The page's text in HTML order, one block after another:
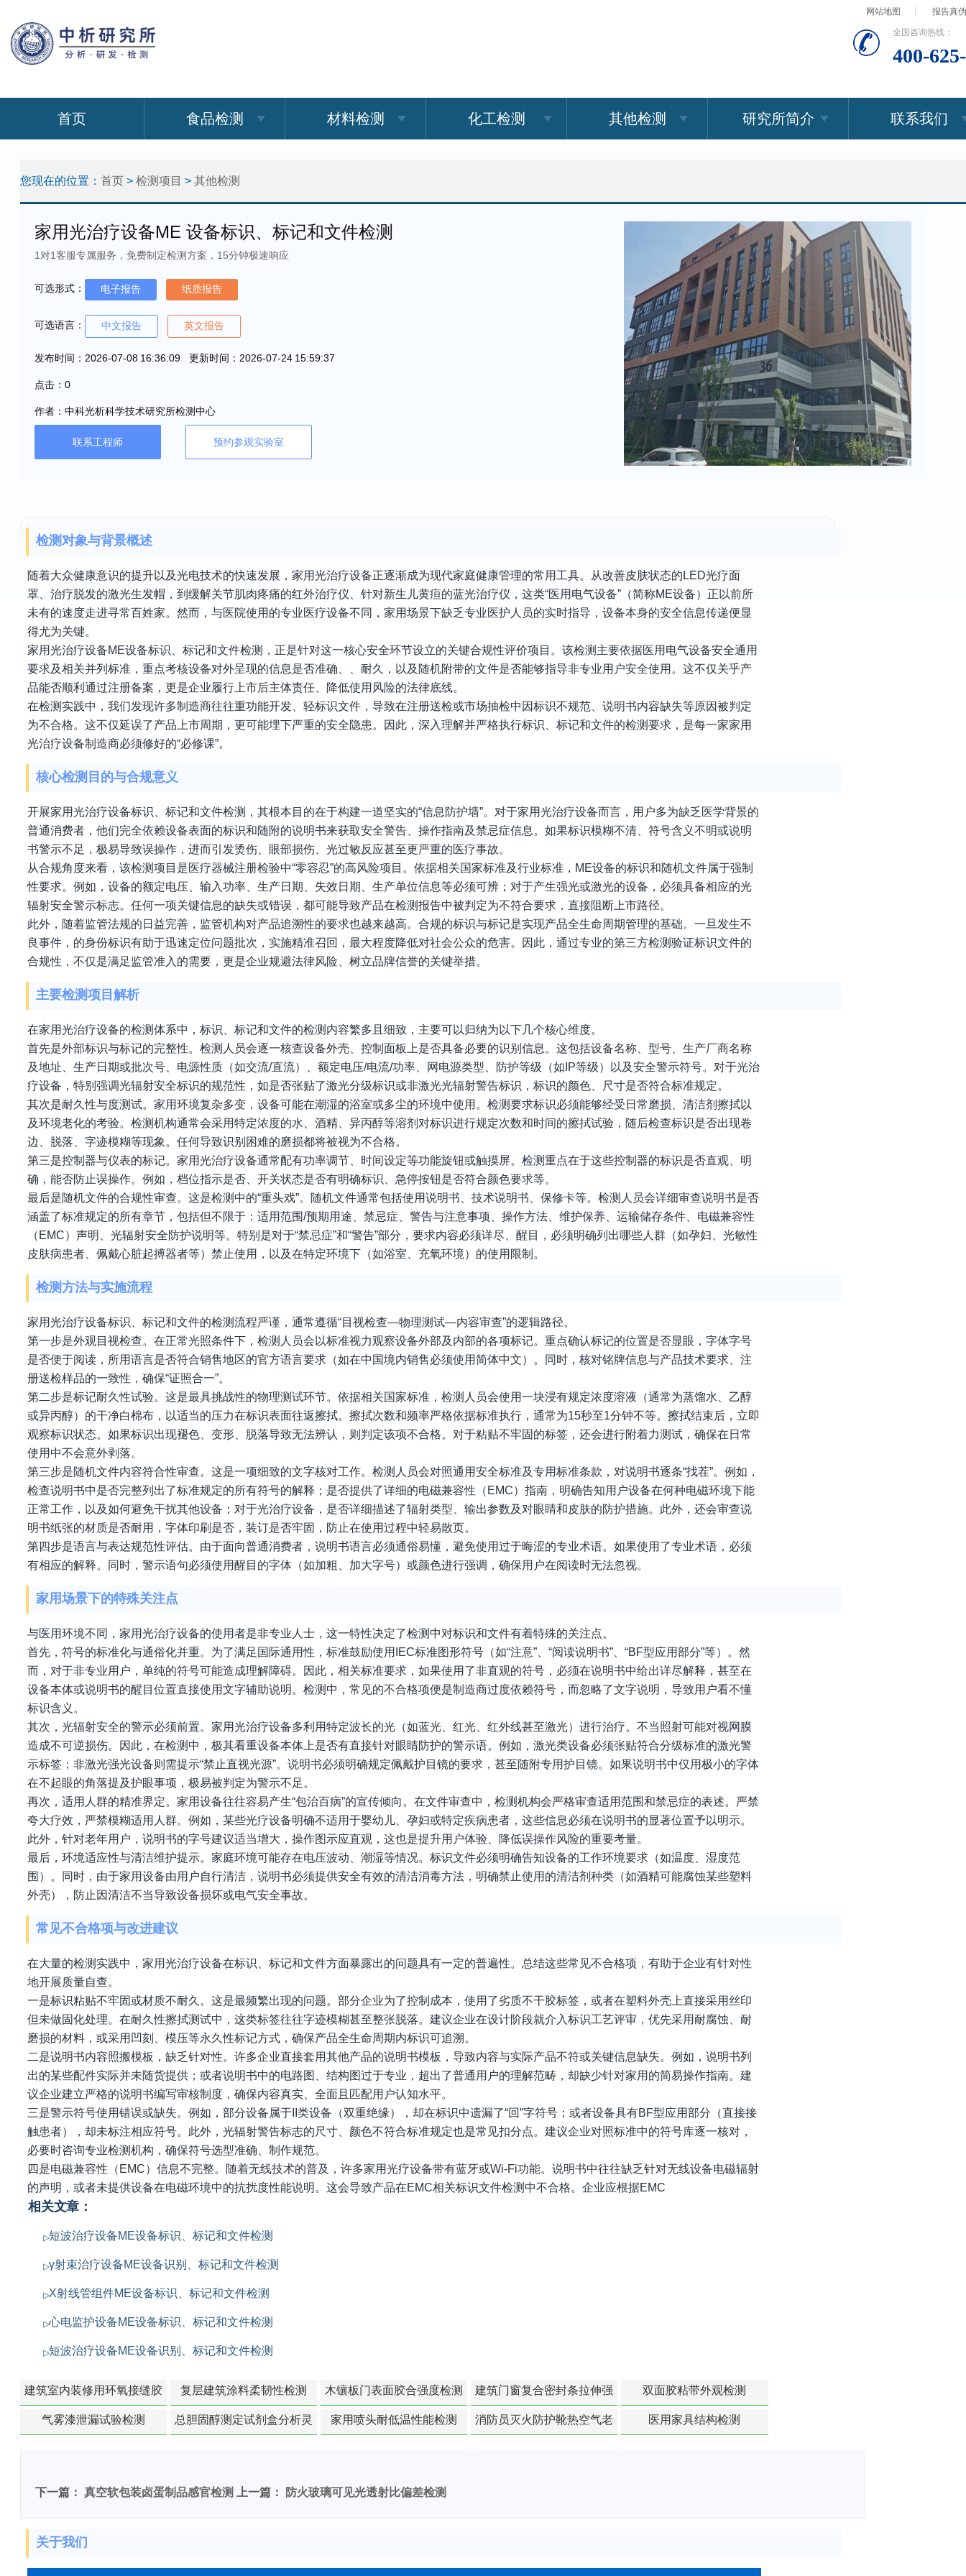
网站地图 报告真
全国咨询热线：
400-
首页 食品检测 材料检测 化工检测 其他检测 研究所简介 联系我们
您现在的位置： 首页 > 检测项目 > 其他检测
家用光治疗设备ME 设备标识、标记和文件检测
1对1客服专属服务，免费制定检测方案，15分钟极速响应
可选形式： 电子报告 纸质报告
可选语言： 中文报告 英文报告
发布时间：2026-07-08 16:36:09 更新时间：2026-07-24 15:59:37
点击：0
作者：中科光析科学技术研究所检测中心
联系工程师 预约参观实验室
检测对象与背景概述
随着大众健康意识的提升以及光电技术的快速发展，家用光治疗设备正逐渐成为现代家庭健康管理的常用工具。从改善皮肤状态的LED光疗面
罩、治疗脱发的激光生发帽，到缓解关节肌肉疼痛的红外治疗仪、针对新生儿黄疸的蓝光治疗仪，这类“医用电气设备”（简称ME设备）正以前所
未有的速度走进寻常百姓家。然而，与医院使用的专业医疗设备不同，家用场景下缺乏专业医护人员的实时指导，设备本身的安全信息传递便显
得尤为关键。
家用光治疗设备ME设备标识、标记和文件检测，正是针对这一核心安全环节设立的关键合规性评价项目。该检测主要依据医用电气设备安全通用
要求及相关并列标准，重点考核设备对外呈现的信息是否准确、、耐久，以及随机附带的文件是否能够指导非专业用户安全使用。这不仅关乎产
品能否顺利通过注册备案，更是企业履行上市后主体责任、降低使用风险的法律底线。
在检测实践中，我们发现许多制造商往往重功能开发、轻标识文件，导致在注册送检或市场抽检中因标识不规范、说明书内容缺失等原因被判定
为不合格。这不仅延误了产品上市周期，更可能埋下严重的安全隐患。因此，深入理解并严格执行标识、标记和文件的检测要求，是每一家家用
光治疗设备制造商必须修好的“必修课”。
核心检测目的与合规意义
开展家用光治疗设备标识、标记和文件检测，其根本目的在于构建一道坚实的“信息防护墙”。对于家用光治疗设备而言，用户多为缺乏医学背景的
普通消费者，他们完全依赖设备表面的标识和随附的说明书来获取安全警告、操作指南及禁忌症信息。如果标识模糊不清、符号含义不明或说明
书警示不足，极易导致误操作，进而引发烫伤、眼部损伤、光过敏反应甚至更严重的医疗事故。
从合规角度来看，该检测项目是医疗器械注册检验中“零容忍”的高风险项目。依据相关国家标准及行业标准，ME设备的标识和随机文件属于强制
性要求。例如，设备的额定电压、输入功率、生产日期、失效日期、生产单位信息等必须可辨；对于产生强光或激光的设备，必须具备相应的光
辐射安全警示标志。任何一项关键信息的缺失或错误，都可能导致产品在检测报告中被判定为不符合要求，直接阻断上市路径。
此外，随着监管法规的日益完善，监管机构对产品追溯性的要求也越来越高。合规的标识与标记是实现产品全生命周期管理的基础。一旦发生不
良事件，的身份标识有助于迅速定位问题批次，实施精准召回，最大程度降低对社会公众的危害。因此，通过专业的第三方检测验证标识文件的
合规性，不仅是满足监管准入的需要，更是企业规避法律风险、树立品牌信誉的关键举措。
主要检测项目解析
在家用光治疗设备的检测体系中，标识、标记和文件的检测内容繁多且细致，主要可以归纳为以下几个核心维度。
首先是外部标识与标记的完整性。检测人员会逐一核查设备外壳、控制面板上是否具备必要的识别信息。这包括设备名称、型号、生产厂商名称
及地址、生产日期或批次号、电源性质（如交流/直流）、额定电压/电流/功率、网电源类型、防护等级（如IP等级）以及安全警示符号。对于光治
疗设备，特别强调光辐射安全标识的规范性，如是否张贴了激光分级标识或非激光光辐射警告标识，标识的颜色、尺寸是否符合标准规定。
其次是耐久性与度测试。家用环境复杂多变，设备可能在潮湿的浴室或多尘的环境中使用。检测要求标识必须能够经受日常磨损、清洁剂擦拭以
及环境老化的考验。检测机构通常会采用特定浓度的水、酒精、异丙醇等溶剂对标识进行规定次数和时间的擦拭试验，随后检查标识是否出现卷
边、脱落、字迹模糊等现象。任何导致识别困难的磨损都将被视为不合格。
第三是控制器与仪表的标记。家用光治疗设备通常配有功率调节、时间设定等功能旋钮或触摸屏。检测重点在于这些控制器的标识是否直观、明
确，能否防止误操作。例如，档位指示是否、开关状态是否有明确标识、急停按钮是否符合颜色要求等。
最后是随机文件的合规性审查。这是检测中的“重头戏”。随机文件通常包括使用说明书、技术说明书、保修卡等。检测人员会详细审查说明书是否
涵盖了标准规定的所有章节，包括但不限于：适用范围/预期用途、禁忌症、警告与注意事项、操作方法、维护保养、运输储存条件、电磁兼容性
（EMC）声明、光辐射安全防护说明等。特别是对于“禁忌症”和“警告”部分，要求内容必须详尽、醒目，必须明确列出哪些人群（如孕妇、光敏性
皮肤病患者、佩戴心脏起搏器者等）禁止使用，以及在特定环境下（如浴室、充氧环境）的使用限制。
检测方法与实施流程
家用光治疗设备标识、标记和文件的检测流程严谨，通常遵循“目视检查—物理测试—内容审查”的逻辑路径。
第一步是外观目视检查。在正常光照条件下，检测人员会以标准视力观察设备外部及内部的各项标记。重点确认标记的位置是否显眼，字体字号
是否便于阅读，所用语言是否符合销售地区的官方语言要求（如在中国境内销售必须使用简体中文）。同时，核对铭牌信息与产品技术要求、注
册送检样品的一致性，确保“证照合一”。
第二步是标记耐久性试验。这是最具挑战性的物理测试环节。依据相关国家标准，检测人员会使用一块浸有规定浓度溶液（通常为蒸馏水、乙醇
或异丙醇）的干净白棉布，以适当的压力在标识表面往返擦拭。擦拭次数和频率严格依据标准执行，通常为15秒至1分钟不等。擦拭结束后，立即
观察标识状态。如果标识出现褪色、变形、脱落导致无法辨认，则判定该项不合格。对于粘贴不牢固的标签，还会进行附着力测试，确保在日常
使用中不会意外剥落。
第三步是随机文件内容符合性审查。这是一项细致的文字核对工作。检测人员会对照通用安全标准及专用标准条款，对说明书逐条“找茬”。例如，
检查说明书中是否完整列出了标准规定的所有符号的解释；是否提供了详细的电磁兼容性（EMC）指南，明确告知用户设备在何种电磁环境下能
正常工作，以及如何避免干扰其他设备；对于光治疗设备，是否详细描述了辐射类型、输出参数及对眼睛和皮肤的防护措施。此外，还会审查说
明书纸张的材质是否耐用，字体印刷是否，装订是否牢固，防止在使用过程中轻易散页。
第四步是语言与表达规范性评估。由于面向普通消费者，说明书语言必须通俗易懂，避免使用过于晦涩的专业术语。如果使用了专业术语，必须
有相应的解释。同时，警示语句必须使用醒目的字体（如加粗、加大字号）或颜色进行强调，确保用户在阅读时无法忽视。
家用场景下的特殊关注点
与医用环境不同，家用光治疗设备的使用者是非专业人士，这一特性决定了检测中对标识和文件有着特殊的关注点。
首先，符号的标准化与通俗化并重。为了满足国际通用性，标准鼓励使用IEC标准图形符号（如“注意”、“阅读说明书”、“BF型应用部分”等）。然
而，对于非专业用户，单纯的符号可能造成理解障碍。因此，相关标准要求，如果使用了非直观的符号，必须在说明书中给出详尽解释，甚至在
设备本体或说明书的醒目位置直接使用文字辅助说明。检测中，常见的不合格项便是制造商过度依赖符号，而忽略了文字说明，导致用户看不懂
标识含义。
其次，光辐射安全的警示必须前置。家用光治疗设备多利用特定波长的光（如蓝光、红光、红外线甚至激光）进行治疗。不当照射可能对视网膜
造成不可逆损伤。因此，在检测中，极其看重设备本体上是否有直接针对眼睛防护的警示语。例如，激光类设备必须张贴符合分级标准的激光警
示标签；非激光强光设备则需提示“禁止直视光源”。说明书必须明确规定佩戴护目镜的要求，甚至随附专用护目镜。如果说明书中仅用极小的字体
在不起眼的角落提及护眼事项，极易被判定为警示不足。
再次，适用人群的精准界定。家用设备往往容易产生“包治百病”的宣传倾向。在文件审查中，检测机构会严格审查适用范围和禁忌症的表述。严禁
夸大疗效，严禁模糊适用人群。例如，某些光疗设备明确不适用于婴幼儿、孕妇或特定疾病患者，这些信息必须在说明书的显著位置予以明示。
此外，针对老年用户，说明书的字号建议适当增大，操作图示应直观，这也是提升用户体验、降低误操作风险的重要考量。
最后，环境适应性与清洁维护提示。家庭环境可能存在电压波动、潮湿等情况。标识文件必须明确告知设备的工作环境要求（如温度、湿度范
围）。同时，由于家用设备由用户自行清洁，说明书必须提供安全有效的清洁消毒方法，明确禁止使用的清洁剂种类（如酒精可能腐蚀某些塑料
外壳），防止因清洁不当导致设备损坏或电气安全事故。
常见不合格项与改进建议
在大量的检测实践中，家用光治疗设备在标识、标记和文件方面暴露出的问题具有一定的普遍性。总结这些常见不合格项，有助于企业有针对性
地开展质量自查。
一是标识粘贴不牢固或材质不耐久。这是最频繁出现的问题。部分企业为了控制成本，使用了劣质不干胶标签，或者在塑料外壳上直接采用丝印
但未做固化处理。在耐久性擦拭测试中，这类标签往往字迹模糊甚至整张脱落。建议企业在设计阶段就介入标识工艺评审，优先采用耐腐蚀、耐
磨损的材料，或采用凹刻、模压等永久性标记方式，确保产品全生命周期内标识可追溯。
二是说明书内容照搬模板，缺乏针对性。许多企业直接套用其他产品的说明书模板，导致内容与实际产品不符或关键信息缺失。例如，说明书列
出的某些配件实际并未随货提供；或者说明书中的电路图、结构图过于专业，超出了普通用户的理解范畴，却缺少针对家用的简易操作指南。建
议企业建立严格的说明书编写审核制度，确保内容真实、全面且匹配用户认知水平。
三是警示符号使用错误或缺失。例如，部分设备属于II类设备（双重绝缘），却在标识中遗漏了“回”字符号；或者设备具有BF型应用部分（直接接
触患者），却未标注相应符号。此外，光辐射警告标志的尺寸、颜色不符合标准规定也是常见扣分点。建议企业对照标准中的符号库逐一核对，
必要时咨询专业检测机构，确保符号选型准确、制作规范。
四是电磁兼容性（EMC）信息不完整。随着无线技术的普及，许多家用光疗设备带有蓝牙或Wi-Fi功能。说明书中往往缺乏针对无线设备电磁辐射
的声明，或者未提供设备在电磁环境中的抗扰度性能说明。这会导致产品在EMC相关标识文件检测中不合格。企业应根据EMC
相关文章：
短波治疗设备ME设备标识、标记和文件检测
γ射束治疗设备ME设备识别、标记和文件检测
X射线管组件ME设备标识、标记和文件检测
心电监护设备ME设备标识、标记和文件检测
短波治疗设备ME设备识别、标记和文件检测
建筑室内装修用环氧接缝胶
苯含量检测
复层建筑涂料柔韧性检测 木镶板门表面胶合强度检测
建筑门窗复合密封条拉伸强
度-硬质塑料材料检测
双面胶粘带外观检测
气雾漆泄漏试验检测
总胆固醇测定试剂盒分析灵
家用喷头耐低温性能检测
消防员灭火防护靴热空气老
医用家具结构检测
下一篇： 真空软包装卤蛋制品感官检测 上一篇： 防火玻璃可见光透射比偏差检测
关于我们